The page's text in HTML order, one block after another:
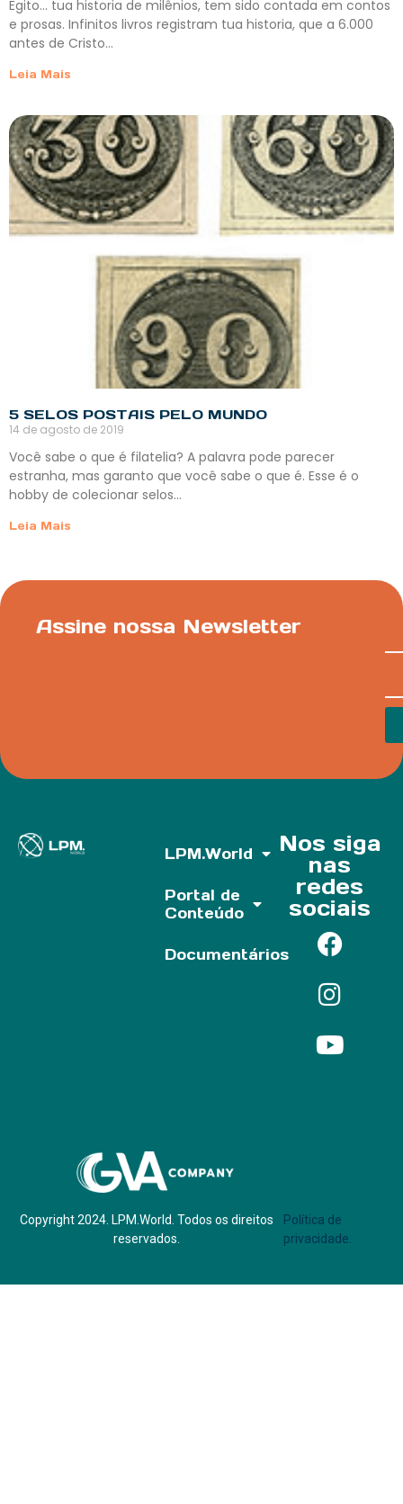
Egito… tua historia de milênios, tem sido contada em contos
e prosas. Infinitos livros registram tua historia, que a 6.000
antes de Cristo…
Leia Mais
5 SELOS POSTAIS PELO MUNDO
14 de agosto de 2019
Você sabe o que é filatelia? A palavra pode parecer
estranha, mas garanto que você sabe o que é. Esse é o
hobby de colecionar selos…
Leia Mais
Assine nossa Newsletter
LPM.World
Portal de
Conteúdo
Documentários
Nos siga
nas
redes
sociais
Copyright 2024. LPM.World. Todos os direitos
reservados.
Política de
privacidade.